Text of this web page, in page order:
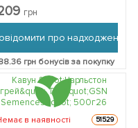
грн
про надходження
грн бонусів за покупку
в наявності 51529